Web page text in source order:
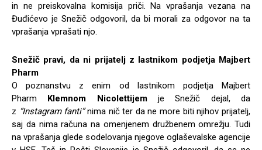
in ne preiskovalna komisija priči. Na vprašanja vezana na
Đuđićevo je Snežič odgovoril, da bi morali za odgovor na ta
vprašanja vprašati njo.
Snežič pravi, da ni prijatelj z lastnikom podjetja Majbert
Pharm
O poznanstvu z enim od lastnikom podjetja Majbert
Pharm Klemnom Nicolettijemje Snežič dejal, da
z “Instagram fanti”nima nič ter da ne more biti njihov prijatelj,
saj da nima računa na omenjenem družbenem omrežju. Tudi
na vprašanja glede sodelovanja njegove oglaševalske agencije